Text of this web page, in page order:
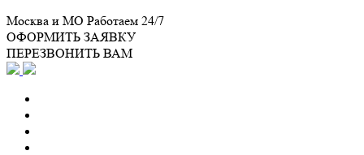
Москва и МО Работаем 24/7
ОФОРМИТЬ ЗАЯВКУ
ПЕРЕЗВОНИТЬ ВАМ